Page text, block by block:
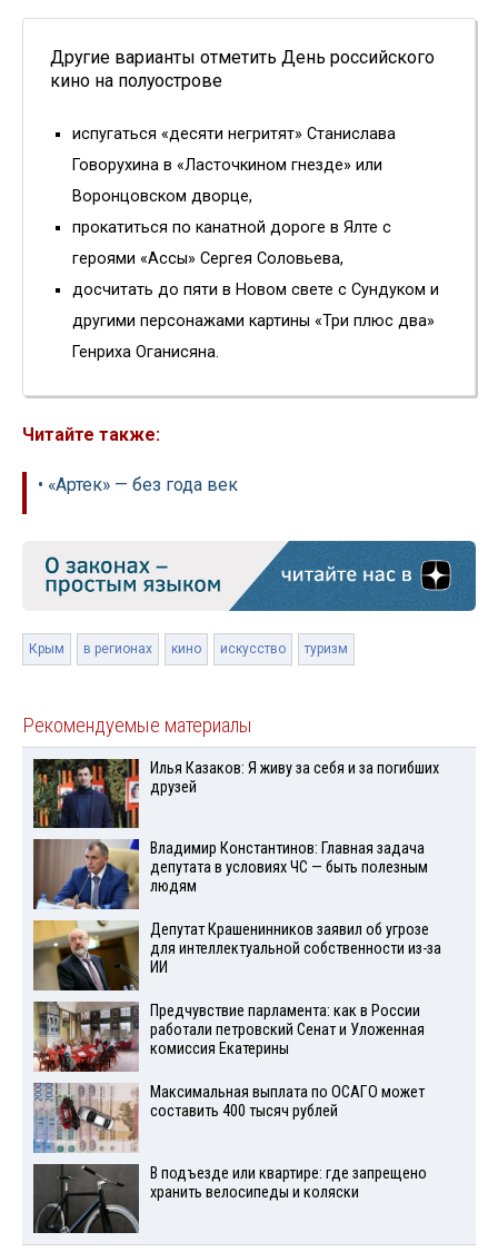
Другие варианты отметить День российского
кино на полуострове
испугаться «десяти негритят» Станислава
Говорухина в «Ласточкином гнезде» или
Воронцовском дворце,
прокатиться по канатной дороге в Ялте с
героями «Ассы» Сергея Соловьева,
досчитать до пяти в Новом свете с Сундуком и
другими персонажами картины «Три плюс два»
Генриха Оганисяна.
Читайте также:
• «Артек» — без года век
Крым в регионах кино искусство туризм
Рекомендуемые материалы
Илья Казаков: Я живу за себя и за погибших
друзей
Владимир Константинов: Главная задача
депутата в условиях ЧС — быть полезным
людям
Депутат Крашенинников заявил об угрозе
для интеллектуальной собственности из-за
ИИ
Предчувствие парламента: как в России
работали петровский Сенат и Уложенная
комиссия Екатерины
Максимальная выплата по ОСАГО может
составить 400 тысяч рублей
В подъезде или квартире: где запрещено
хранить велосипеды и коляски